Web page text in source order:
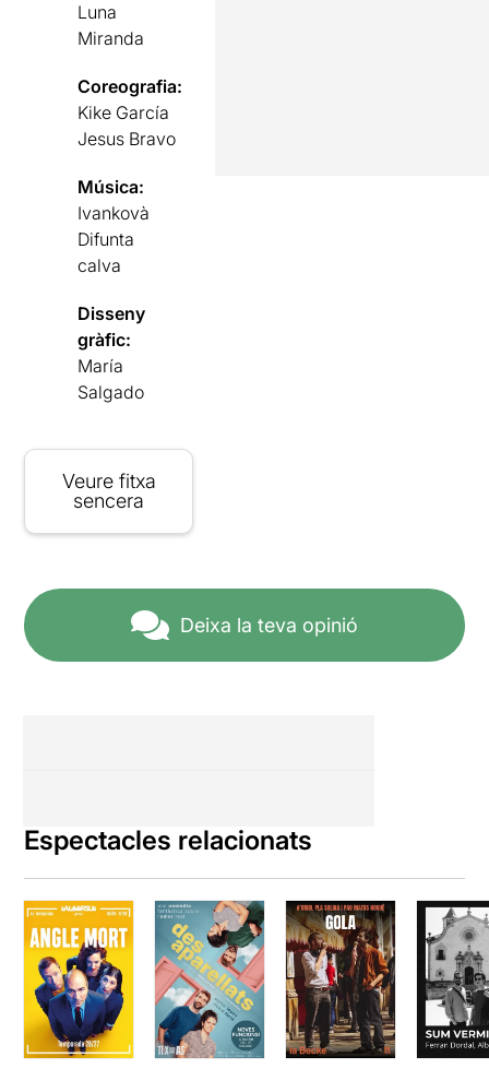
Luna
Miranda
Coreografia:
Kike García
Jesus Bravo
Música:
Ivankovà
Difunta
calva
Disseny
gràfic:
María
Salgado
Veure fitxa
sencera
Deixa la teva opinió
Espectacles relacionats